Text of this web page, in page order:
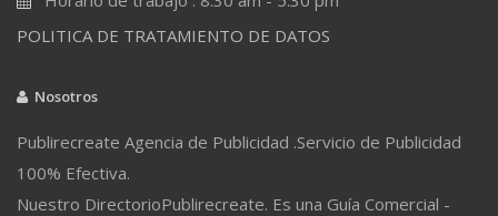
POLITICA DE TRATAMIENTO DE DATOS
Nosotros
Publirecreate Agencia de Publicidad .Servicio de Publicidad
100% Efectiva.
Nuestro DirectorioPublirecreate. Es una Guía Comercial -